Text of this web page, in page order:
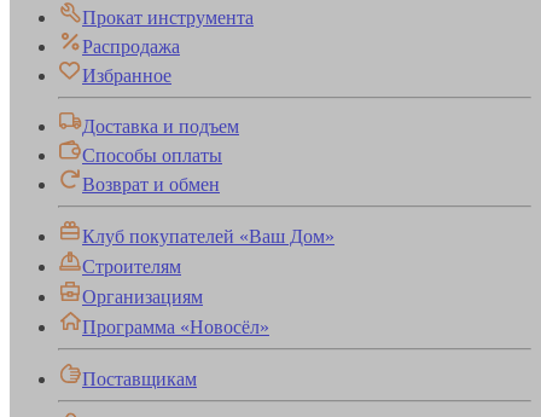
Прокат инструмента
Распродажа
Избранное
Доставка и подъем
Способы оплаты
Возврат и обмен
Клуб покупателей «Ваш Дом»
Строителям
Организациям
Программа «Новосёл»
Поставщикам